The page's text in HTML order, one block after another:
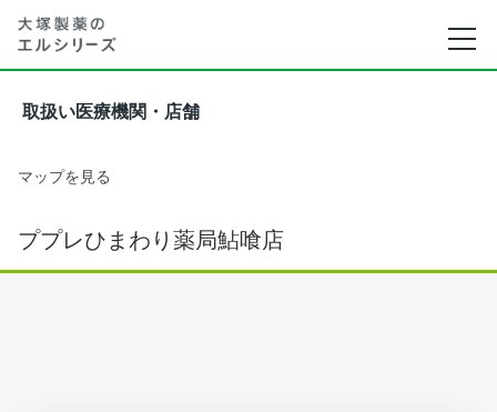
取扱い医療機関・店舗
マップを見る
ププレひまわり薬局鮎喰店